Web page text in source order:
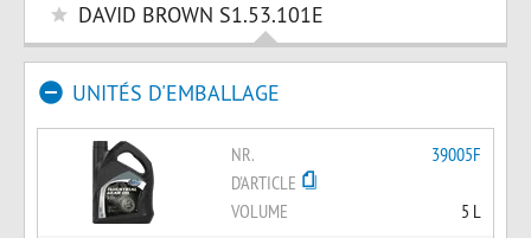
DAVID BROWN S1.53.101E
UNITÉS D'EMBALLAGE
NR.
D'ARTICLE
39005F
VOLUME 5 L